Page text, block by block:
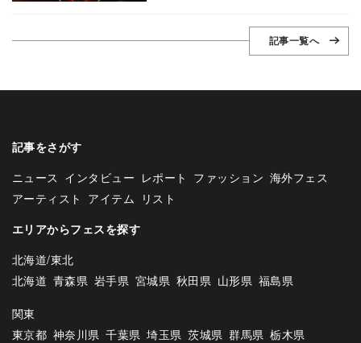
記事一覧へ
記事をさがす
ニュース インタビュー レポート ファッション 海外フェス
アーティスト アイテム
リスト
エリアからフェスを探す
北海道/東北
北海道 青森県 岩手県 宮城県 秋田県 山形県 福島県
関東
東京都 神奈川県 千葉県 埼玉県 茨城県 群馬県 栃木県